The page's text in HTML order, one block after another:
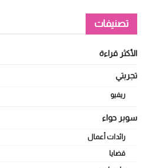
تصنيفات
الأكثر قراءة
تجربتي
ريفيو
سوبر حواء
رائدات أعمال
قضايا